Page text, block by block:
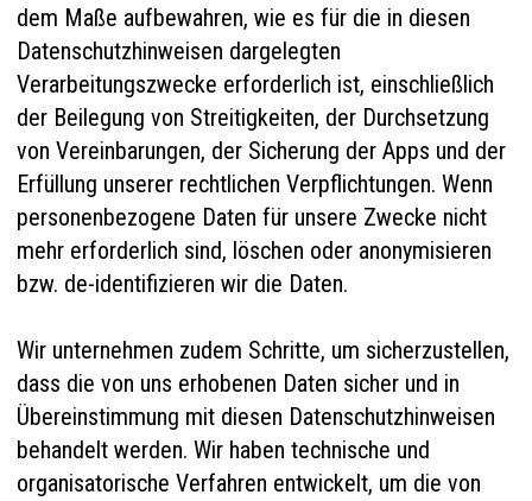
dem Maße aufbewahren, wie es für die in diesen
Datenschutzhinweisen dargelegten
Verarbeitungszwecke erforderlich ist, einschließlich
der Beilegung von Streitigkeiten, der Durchsetzung
von Vereinbarungen, der Sicherung der Apps und der
Erfüllung unserer rechtlichen Verpflichtungen. Wenn
personenbezogene Daten für unsere Zwecke nicht
mehr erforderlich sind, löschen oder anonymisieren
bzw. de-identifizieren wir die Daten.
Wir unternehmen zudem Schritte, um sicherzustellen,
dass die von uns erhobenen Daten sicher und in
Übereinstimmung mit diesen Datenschutzhinweisen
behandelt werden. Wir haben technische und
organisatorische Verfahren entwickelt, um die von